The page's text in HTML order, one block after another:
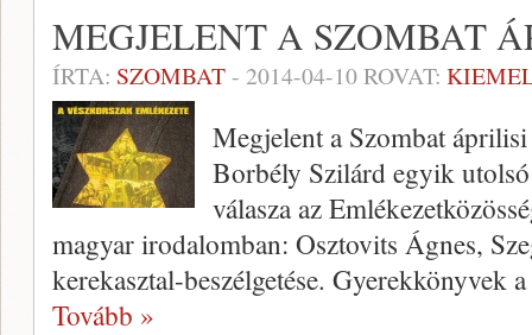
MEGJELENT A SZOMBAT
ÍRTA: SZOMBAT- 2014-04-10ROVAT:
Megjelent a Szombat áprilisi
Borbély Szilárd egyik utolsó
válasza az
magyar irodalomban: Osztovits Ágnes,
kerekasztal-beszélgetése. Gyerekkönyvek
Tovább »